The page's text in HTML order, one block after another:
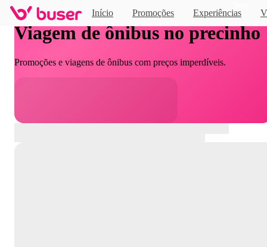
Início Promoções Experiências
Viagem de ônibus no precinho
Promoções e viagens de ônibus com preços imperdíveis.